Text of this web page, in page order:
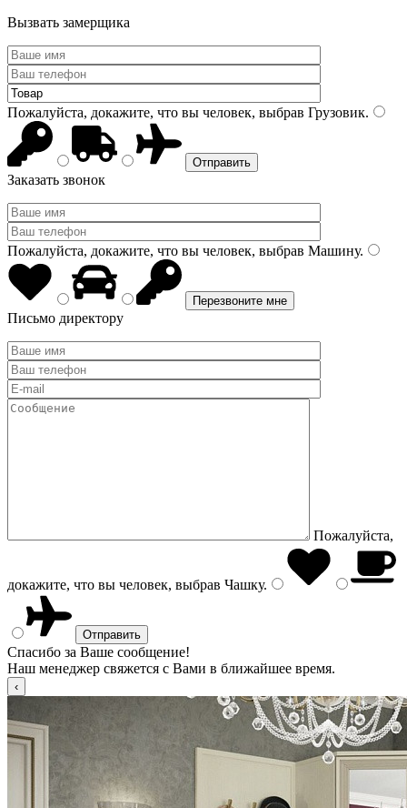
Вызвать замерщика
Пожалуйста, докажите, что вы человек, выбрав Грузовик.
Заказать звонок
Пожалуйста, докажите, что вы человек, выбрав Машину.
Письмо директору
Пожалуйста,
докажите, что вы человек, выбрав Чашку.
Спасибо за Ваше сообщение!
Наш менеджер свяжется с Вами в ближайшее время.